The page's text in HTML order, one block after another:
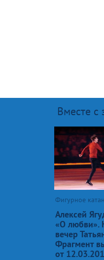
Вместе с
Фигурное
Алексей
«О любви».
вечер
Фрагмент
от